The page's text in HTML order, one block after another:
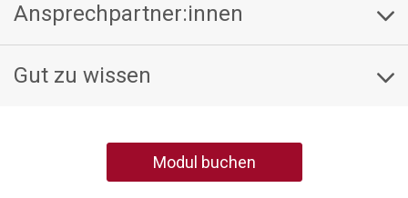
Ansprechpartner:innen
Gut zu wissen
Modul buchen